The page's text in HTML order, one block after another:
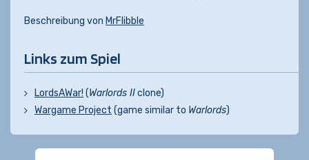
Beschreibung von MrFlibble
Links zum Spiel
LordsAWar! (Warlords IIclone)
Wargame Project (game similar to Warlords)